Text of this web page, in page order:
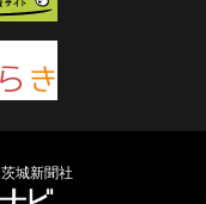
茨城新聞社